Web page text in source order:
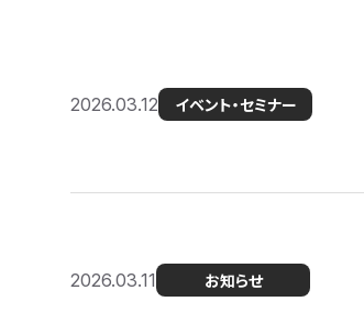
2026.03.12 イベント・セミナー
2026.03.11 お知らせ